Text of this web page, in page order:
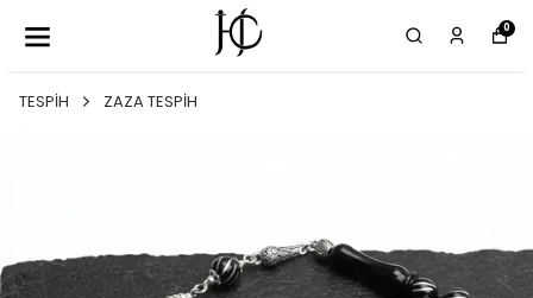
0
TESPİH ZAZA TESPİH